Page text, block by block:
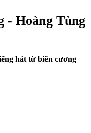
- Hoàng Tùng
hát từ biên cương